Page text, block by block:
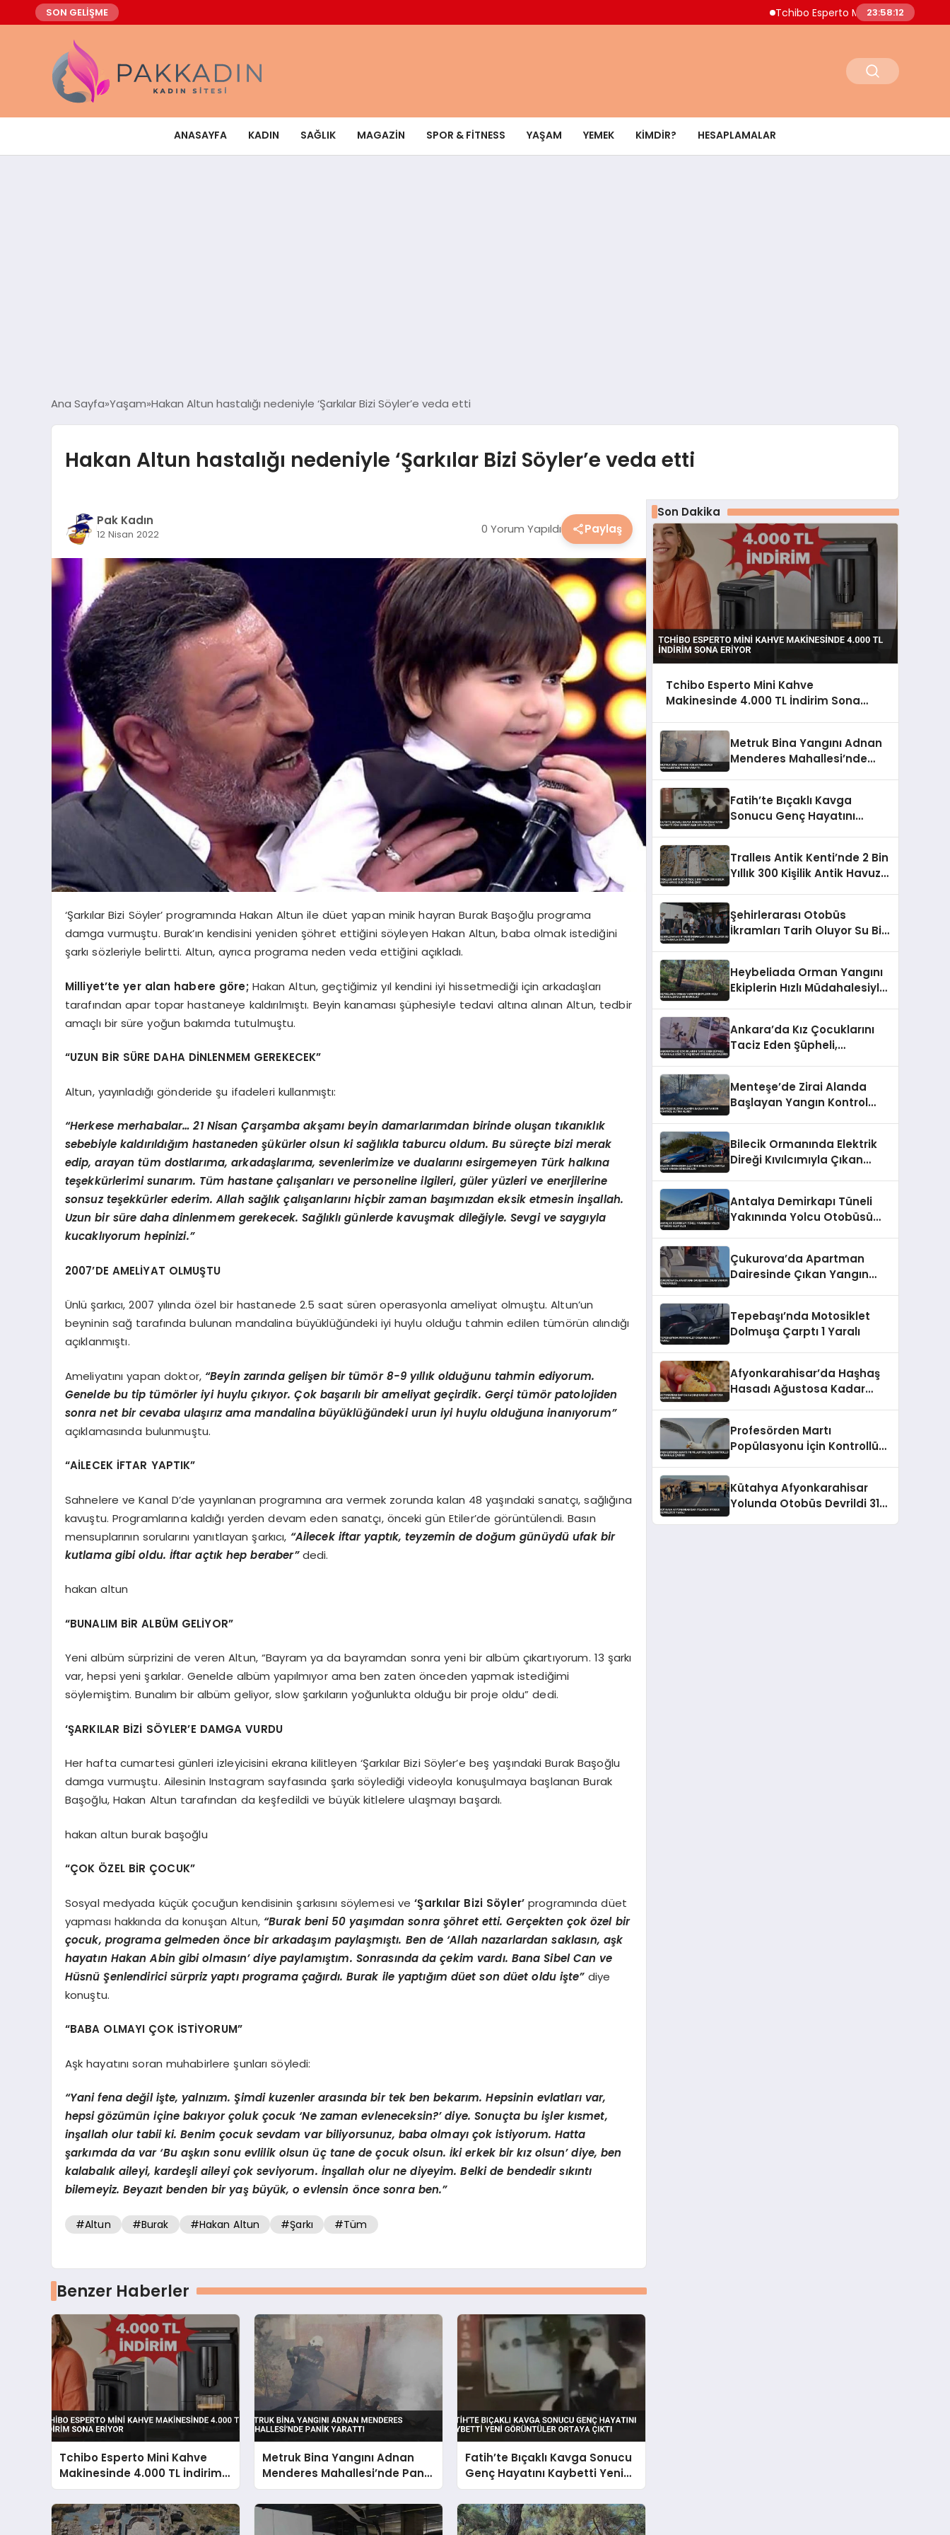
SON GELİŞME Tchibo Esperto Mini Kahve Makinesinde
23:58:13
ANASAYFA KADIN SAĞLIK MAGAZIN SPOR & FITNESS YAŞAM YEMEK KIMDIR? HESAPLAMALAR
Ana Sayfa Yaşam Hakan Altun hastalığı nedeniyle ‘Şarkılar Bizi Söyler’e veda etti
Hakan Altun hastalığı nedeniyle ‘Şarkılar Bizi Söyler’e veda etti
Pak Kadın
12 Nisan 2022 0 Yorum Yapıldı Paylaş
‘Şarkılar Bizi Söyler’ programında Hakan Altun ile düet yapan minik hayran Burak Başoğlu programa
damga vurmuştu. Burak’ın kendisini yeniden şöhret ettiğini söyleyen Hakan Altun, baba olmak istediğini
şarkı sözleriyle belirtti. Altun, ayrıca programa neden veda ettiğini açıkladı.
Milliyet’te yer alan habere göre; Hakan Altun, geçtiğimiz yıl kendini iyi hissetmediği için arkadaşları
tarafından apar topar hastaneye kaldırılmıştı. Beyin kanaması şüphesiyle tedavi altına alınan Altun, tedbir
amaçlı bir süre yoğun bakımda tutulmuştu.
“UZUN BİR SÜRE DAHA DİNLENMEM GEREKECEK”
Altun, yayınladığı gönderide şu ifadeleri kullanmıştı:
“Herkese merhabalar… 21 Nisan Çarşamba akşamı beyin damarlarımdan birinde oluşan tıkanıklık
sebebiyle kaldırıldığım hastaneden şükürler olsun ki sağlıkla taburcu oldum. Bu süreçte bizi merak
edip, arayan tüm dostlarıma, arkadaşlarıma, sevenlerimize ve dualarını esirgemeyen Türk halkına
teşekkürlerimi sunarım. Tüm hastane çalışanları ve personeline ilgileri, güler yüzleri ve enerjilerine
sonsuz teşekkürler ederim. Allah sağlık çalışanlarını hiçbir zaman başımızdan eksik etmesin inşallah.
Uzun bir süre daha dinlenmem gerekecek. Sağlıklı günlerde kavuşmak dileğiyle. Sevgi ve saygıyla
kucaklıyorum hepinizi.”
2007’DE AMELİYAT OLMUŞTU
Ünlü şarkıcı, 2007 yılında özel bir hastanede 2.5 saat süren operasyonla ameliyat olmuştu. Altun’un
beyninin sağ tarafında bulunan mandalina büyüklüğündeki iyi huylu olduğu tahmin edilen tümörün alındığı
açıklanmıştı.
Ameliyatını yapan doktor, “Beyin zarında gelişen bir tümör 8-9 yıllık olduğunu tahmin ediyorum.
Genelde bu tip tümörler iyi huylu çıkıyor. Çok başarılı bir ameliyat geçirdik. Gerçi tümör patolojiden
sonra net bir cevaba ulaşırız ama mandalina büyüklüğündeki urun iyi huylu olduğuna inanıyorum”
açıklamasında bulunmuştu.
“AİLECEK İFTAR YAPTIK”
Sahnelere ve Kanal D’de yayınlanan programına ara vermek zorunda kalan 48 yaşındaki sanatçı, sağlığına
kavuştu. Programlarına kaldığı yerden devam eden sanatçı, önceki gün Etiler’de görüntülendi. Basın
mensuplarının sorularını yanıtlayan şarkıcı, “Ailecek iftar yaptık, teyzemin de doğum günüydü ufak bir
kutlama gibi oldu. İftar açtık hep beraber”dedi.
hakan altun
“BUNALIM BİR ALBÜM GELİYOR”
Yeni albüm sürprizini de veren Altun, “Bayram ya da bayramdan sonra yeni bir albüm çıkartıyorum. 13 şarkı
var, hepsi yeni şarkılar. Genelde albüm yapılmıyor ama ben zaten önceden yapmak istediğimi
söylemiştim. Bunalım bir albüm geliyor, slow şarkıların yoğunlukta olduğu bir proje oldu” dedi.
‘ŞARKILAR BİZİ SÖYLER’E DAMGA VURDU
Her hafta cumartesi günleri izleyicisini ekrana kilitleyen ‘Şarkılar Bizi Söyler’e beş yaşındaki Burak Başoğlu
damga vurmuştu. Ailesinin Instagram sayfasında şarkı söylediği videoyla konuşulmaya başlanan Burak
Başoğlu, Hakan Altun tarafından da keşfedildi ve büyük kitlelere ulaşmayı başardı.
hakan altun burak başoğlu
“ÇOK ÖZEL BİR ÇOCUK”
Sosyal medyada küçük çocuğun kendisinin şarkısını söylemesi ve‘Şarkılar Bizi Söyler’ programında düet
yapması hakkında da konuşan Altun, “Burak beni 50 yaşımdan sonra şöhret etti. Gerçekten çok özel bir
çocuk, programa gelmeden önce bir arkadaşım paylaşmıştı. Ben de ‘Allah nazarlardan saklasın, aşk
hayatın Hakan Abin gibi olmasın’ diye paylamıştım. Sonrasında da çekim vardı. Bana Sibel Can ve
Hüsnü Şenlendirici sürpriz yaptı programa çağırdı. Burak ile yaptığım düet son düet oldu işte”diye
konuştu.
“BABA OLMAYI ÇOK İSTİYORUM”
Aşk hayatını soran muhabirlere şunları söyledi:
“Yani fena değil işte, yalnızım. Şimdi kuzenler arasında bir tek ben bekarım. Hepsinin evlatları var,
hepsi gözümün içine bakıyor çoluk çocuk ‘Ne zaman evleneceksin?’ diye. Sonuçta bu işler kısmet,
inşallah olur tabii ki. Benim çocuk sevdam var biliyorsunuz, baba olmayı çok istiyorum. Hatta
şarkımda da var ‘Bu aşkın sonu evlilik olsun üç tane de çocuk olsun. İki erkek bir kız olsun’ diye, ben
kalabalık aileyi, kardeşli aileyi çok seviyorum. İnşallah olur ne diyeyim. Belki de bendedir sıkıntı
bilemeyiz. Beyazıt benden bir yaş büyük, o evlensin önce sonra ben.”
#Altun #Burak #Hakan Altun #Şarkı #Tüm
Benzer Haberler
Tchibo Esperto Mini Kahve
Makinesinde 4.000 TL İndirim
Sona Eriyor
Metruk Bina Yangını Adnan
Menderes Mahallesi’nde Panik
Yarattı
Fatih’te Bıçaklı Kavga Sonucu
Genç Hayatını Kaybetti Yeni
Görüntüler Ortaya Çıktı
Son Dakika
Tchibo Esperto Mini Kahve
Makinesinde 4.000 TL İndirim Sona
Metruk Bina Yangını Adnan
Menderes Mahallesi’nde
Fatih’te Bıçaklı Kavga
Sonucu Genç Hayatını
Tralleıs Antik Kenti’nde 2 Bin
Yıllık 300 Kişilik Antik Havuz
Şehirlerarası Otobüs
İkramları Tarih Oluyor Su Bile
Heybeliada Orman Yangını
Ekiplerin Hızlı Müdahalesiyle
Ankara’da Kız Çocuklarını
Taciz Eden Şüpheli,
Menteşe’de Zirai Alanda
Başlayan Yangın Kontrol
Bilecik Ormanında Elektrik
Direği Kıvılcımıyla Çıkan
Antalya Demirkapı Tüneli
Yakınında Yolcu Otobüsü
Çukurova’da Apartman
Dairesinde Çıkan Yangın
Tepebaşı’nda Motosiklet
Dolmuşa Çarptı 1 Yaralı
Afyonkarahisar’da Haşhaş
Hasadı Ağustosa Kadar
Profesörden Martı
Popülasyonu İçin Kontrollü
Kütahya Afyonkarahisar
Yolunda Otobüs Devrildi 31